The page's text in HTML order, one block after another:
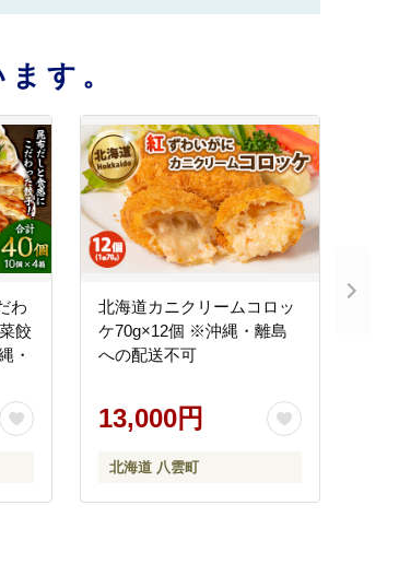
す。
わ
餃
・
北海道カニクリームコロッ
ケ70g×12個 ※沖縄・離島
への配送不可
13,000円
北海道 八雲町